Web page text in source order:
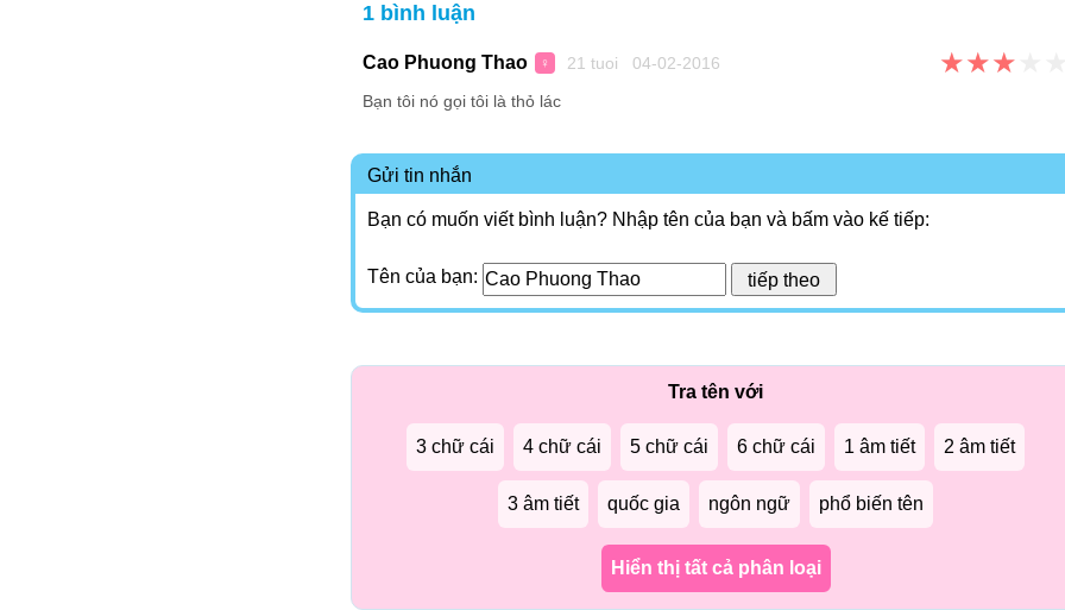
1 bình luận
Cao Phuong Thao ♀ 21 tuoi 04-02-2016 ★★★
Bạn tôi nó gọi tôi là thỏ lác
Gửi tin nhắn
Bạn có muốn viết bình luận? Nhập tên của bạn và bấm vào kế tiếp:
Tên của bạn:
Tra tên với
3 chữ cái 4 chữ cái 5 chữ cái 6 chữ cái 1 âm tiết 2 âm tiết
3 âm tiết quốc gia ngôn ngữ phổ biến tên
Hiển thị tất cả phân loại